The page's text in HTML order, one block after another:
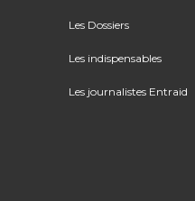
Les Dossiers
Les indispensables
Les journalistes Entraid